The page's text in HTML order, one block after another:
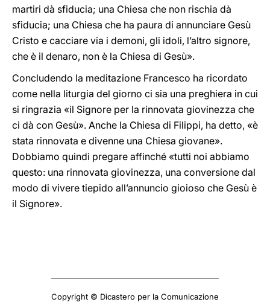
martiri dà sfiducia; una Chiesa che non rischia dà
sfiducia; una Chiesa che ha paura di annunciare Gesù
Cristo e cacciare via i demoni, gli idoli, l’altro signore,
che è il denaro, non è la Chiesa di Gesù».
Concludendo la meditazione Francesco ha ricordato
come nella liturgia del giorno ci sia una preghiera in cui
si ringrazia «il Signore per la rinnovata giovinezza che
ci dà con Gesù». Anche la Chiesa di Filippi, ha detto, «è
stata rinnovata e divenne una Chiesa giovane».
Dobbiamo quindi pregare affinché «tutti noi abbiamo
questo: una rinnovata giovinezza, una conversione dal
modo di vivere tiepido all’annuncio gioioso che Gesù è
il Signore».
Copyright © Dicastero per la Comunicazione